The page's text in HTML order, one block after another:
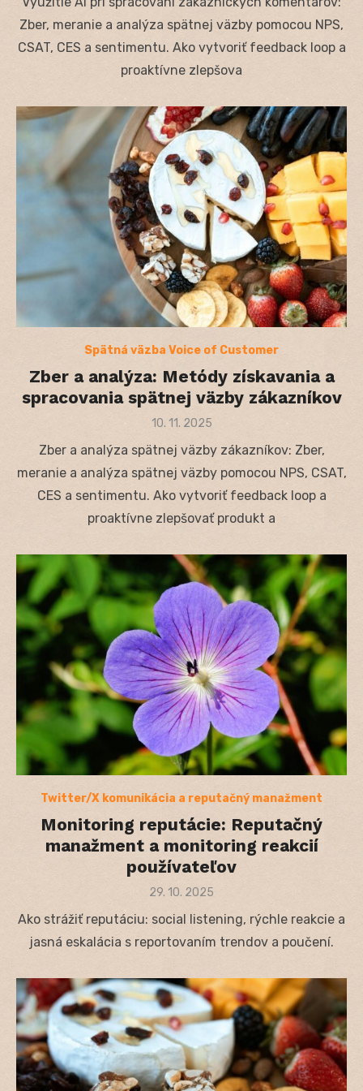
Zber, meranie a analýza spätnej väzby pomocou NPS,
CSAT, CES a sentimentu. Ako vytvoriť feedback loop a
proaktívne zlepšova
Spätná väzba Voice of Customer
Zber a analýza: Metódy získavania a
spracovania spätnej väzby zákazníkov
Posted
10. 11. 2025
Zber a analýza spätnej väzby zákazníkov: Zber,
meranie a analýza spätnej väzby pomocou NPS, CSAT,
CES a sentimentu. Ako vytvoriť feedback loop a
proaktívne zlepšovať produkt a
Twitter/X komunikácia a reputačný manažment
Monitoring reputácie: Reputačný
manažment a monitoring reakcií
používateľov
Posted
29. 10. 2025
Ako strážiť reputáciu: social listening, rýchle reakcie a
jasná eskalácia s reportovaním trendov a poučení.